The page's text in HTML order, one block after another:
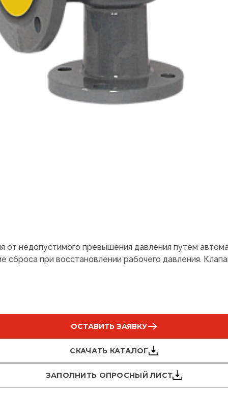
недопустимого превышения давления путем
при восстановлении рабочего давления.
ОСТАВИТЬ ЗАЯВКУ
СКАЧАТЬ КАТАЛОГ
ЗАПОЛНИТЬ ОПРОСНЫЙ ЛИСТ